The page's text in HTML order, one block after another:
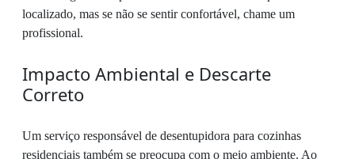
localizado, mas se não se sentir confortável, chame um
profissional.
Impacto Ambiental e Descarte
Correto
Um serviço responsável de desentupidora para cozinhas
residenciais também se preocupa com o meio ambiente. Ao